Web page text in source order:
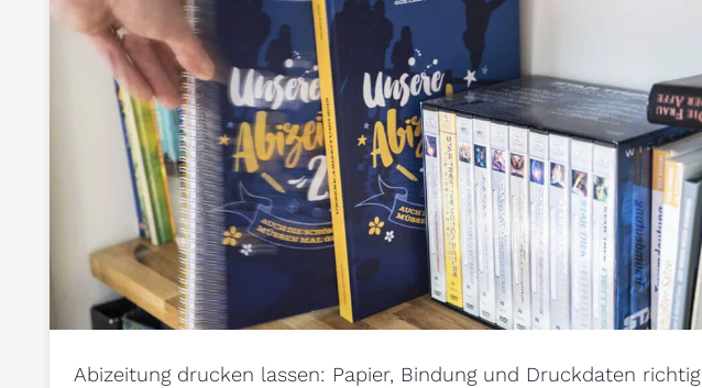
Abizeitung drucken lassen: Papier, Bindung und Druckdaten richtig